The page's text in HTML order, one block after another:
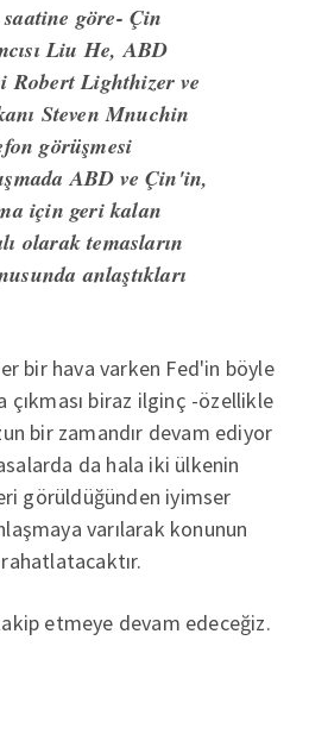
göre- Çin
Liu He, ABD
Robert Lighthizer ve
Steven Mnuchin
görüşmesi
ABD ve Çin'in,
için geri kalan
olarak temasların
anlaştıkları
bir hava varken Fed'in böyle
çıkması biraz ilginç -özellikle
bir zamandır devam ediyor
da hala iki ülkenin
görüldüğünden iyimser
varılarak konunun
etmeye devam edeceğiz.